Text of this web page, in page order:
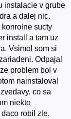
instalacie v grube
a dalej nic.
sucty
install a tam uz
Vsimol som si
Odpajal
problem bol v
nainstaloval
co sa
niekto
robil zle.